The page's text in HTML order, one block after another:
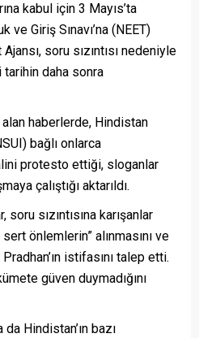
kabul için 3 Mayıs’ta
Giriş Sınavı’na (NEET)
soru sızıntısı nedeniyle
tarihin daha sonra
haberlerde, Hindistan
bağlı onlarca
protesto ettiği, sloganlar
çalıştığı aktarıldı.
soru sızıntısına karışanlar
önlemlerin” alınmasını ve
istifasını talep etti.
güven duymadığını
da Hindistan’ın bazı